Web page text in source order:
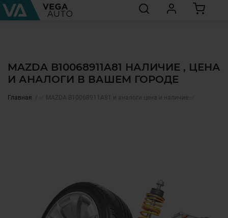
MAZDA B10068911A81 НАЛИЧИЕ , ЦЕНА
И АНАЛОГИ В ВАШЕМ ГОРОДЕ
Главная ✅ MAZDA B10068911A81 и аналоги цена и наличие ✅